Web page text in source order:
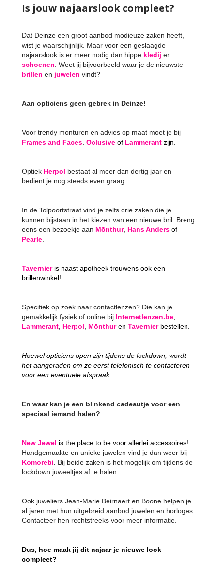
Is jouw najaarslook compleet?
Dat Deinze een groot aanbod modieuze zaken heeft,
wist je waarschijnlijk. Maar voor een geslaagde
najaarslook is er meer nodig dan hippe kledij en
schoenen. Weet jij bijvoorbeeld waar je de nieuwste
brillen en juwelen vindt?
Aan opticiens geen gebrek in Deinze!
Voor trendy monturen en advies op maat moet je bij
Frames and Faces, Oclusive of Lammerant zijn.
Optiek Herpol bestaat al meer dan dertig jaar en
bedient je nog steeds even graag.
In de Tolpoortstraat vind je zelfs drie zaken die je
kunnen bijstaan in het kiezen van een nieuwe bril. Breng
eens een bezoekje aan Mōnthur, Hans Anders of
Pearle.
Tavernier is naast apotheek trouwens ook een
brillenwinkel!
Specifiek op zoek naar contactlenzen? Die kan je
gemakkelijk fysiek of online bij Internetlenzen.be,
Lammerant, Herpol, Mōnthur en Tavernier bestellen.
Hoewel opticiens open zijn tijdens de lockdown, wordt
het aangeraden om ze eerst telefonisch te contacteren
voor een eventuele afspraak.
En waar kan je een blinkend cadeautje voor een
speciaal iemand halen?
New Jewel is the place to be voor allerlei accessoires!
Handgemaakte en unieke juwelen vind je dan weer bij
Komorebi. Bij beide zaken is het mogelijk om tijdens de
lockdown juweeltjes af te halen.
Ook juweliers Jean-Marie Beirnaert en Boone helpen je
al jaren met hun uitgebreid aanbod juwelen en horloges.
Contacteer hen rechtstreeks voor meer informatie.
Dus, hoe maak jij dit najaar je nieuwe look
compleet?